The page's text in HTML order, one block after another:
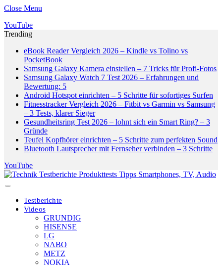
Close Menu
YouTube
Trending
eBook Reader Vergleich 2026 – Kindle vs Tolino vs
PocketBook
Samsung Galaxy Kamera einstellen – 7 Tricks für Profi-Fotos
Samsung Galaxy Watch 7 Test 2026 – Erfahrungen und
Bewertung: 5
Android Hotspot einrichten – 5 Schritte für sofortiges Surfen
Fitnesstracker Vergleich 2026 – Fitbit vs Garmin vs Samsung
– 3 Tests, klarer Sieger
Gesundheitsring Test 2026 – lohnt sich ein Smart Ring? – 3
Gründe
Teufel Kopfhörer einrichten – 5 Schritte zum perfekten Sound
Bluetooth Lautsprecher mit Fernseher verbinden – 3 Schritte
YouTube
Testberichte
Videos
GRUNDIG
HISENSE
LG
NABO
METZ
NOKIA